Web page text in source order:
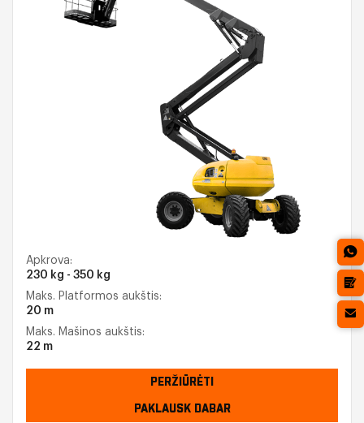
Apkrova:
230 kg - 350 kg
Maks. Platformos aukštis:
20 m
Maks. Mašinos aukštis:
22 m
PERŽIŪRĖTI
PAKLAUSK DABAR